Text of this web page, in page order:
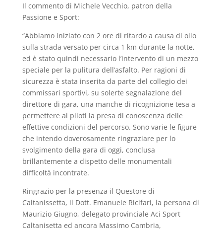
Il commento di Michele Vecchio, patron della
Passione e Sport:
“Abbiamo iniziato con 2 ore di ritardo a causa di olio
sulla strada versato per circa 1 km durante la notte,
ed è stato quindi necessario l’intervento di un mezzo
speciale per la pulitura dell’asfalto. Per ragioni di
sicurezza è stata inserita da parte del collegio dei
commissari sportivi, su solerte segnalazione del
direttore di gara, una manche di ricognizione tesa a
permettere ai piloti la presa di conoscenza delle
effettive condizioni del percorso. Sono varie le figure
che intendo doverosamente ringraziare per lo
svolgimento della gara di oggi, conclusa
brillantemente a dispetto delle monumentali
difficoltà incontrate.
Ringrazio per la presenza il Questore di
Caltanissetta, il Dott. Emanuele Ricifari, la persona di
Maurizio Giugno, delegato provinciale Aci Sport
Caltanisetta ed ancora Massimo Cambria,